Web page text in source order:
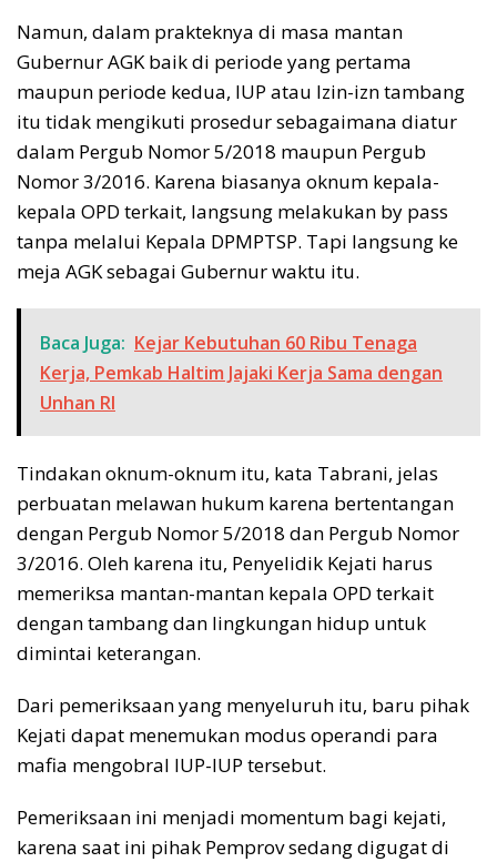
Namun, dalam prakteknya di masa mantan
Gubernur AGK baik di periode yang pertama
maupun periode kedua, IUP atau Izin-izn tambang
itu tidak mengikuti prosedur sebagaimana diatur
dalam Pergub Nomor 5/2018 maupun Pergub
Nomor 3/2016. Karena biasanya oknum kepala-
kepala OPD terkait, langsung melakukan by pass
tanpa melalui Kepala DPMPTSP. Tapi langsung ke
meja AGK sebagai Gubernur waktu itu.
Baca Juga: Kejar Kebutuhan 60 Ribu Tenaga
Kerja, Pemkab Haltim Jajaki Kerja Sama dengan
Unhan RI
Tindakan oknum-oknum itu, kata Tabrani, jelas
perbuatan melawan hukum karena bertentangan
dengan Pergub Nomor 5/2018 dan Pergub Nomor
3/2016. Oleh karena itu, Penyelidik Kejati harus
memeriksa mantan-mantan kepala OPD terkait
dengan tambang dan lingkungan hidup untuk
dimintai keterangan.
Dari pemeriksaan yang menyeluruh itu, baru pihak
Kejati dapat menemukan modus operandi para
mafia mengobral IUP-IUP tersebut.
Pemeriksaan ini menjadi momentum bagi kejati,
karena saat ini pihak Pemprov sedang digugat di